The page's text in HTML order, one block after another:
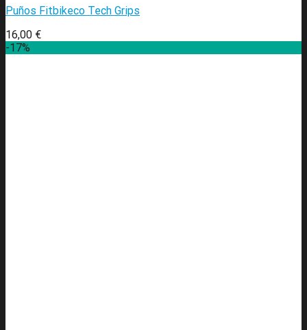
Puños Fitbikeco Tech Grips
16,00 €
-17%